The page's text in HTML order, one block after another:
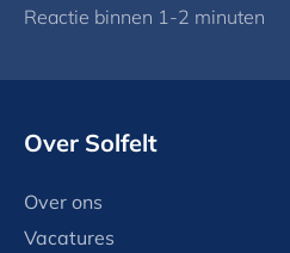
Reactie binnen 1-2 minuten
Over Solfelt
Over ons
Vacatures